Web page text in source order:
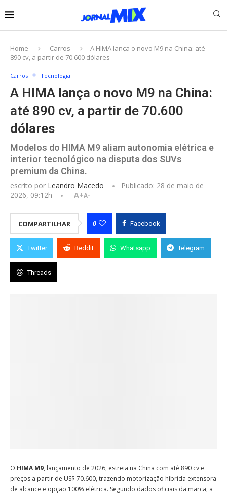
Home Carros
A HIMA lança o novo M9 na China: até
890 cv, a partir de 70.600 dólares
Carros Tecnologia
A HIMA lança o novo M9 na China:
até 890 cv, a partir de 70.600
dólares
Modelos do HIMA M9 aliam autonomia elétrica e
interior tecnológico na disputa dos SUVs
premium da China.
escrito por Leandro Macedo Publicado: 28 de maio de
2026, 09:12h
A+A-
COMPARTILHAR 0 Facebook
Twitter Reddit Whatsapp Telegram
Threads
O HIMA M9, lançamento de 2026, estreia na China com até 890 cv e
preços a partir de US$ 70.600, trazendo motorização híbrida extensora
de alcance e opção 100% elétrica. Segundo dados oficiais da marca, a